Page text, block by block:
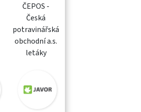
ČEPOS -
Česká
potravinářská
obchodní a.s.
letáky